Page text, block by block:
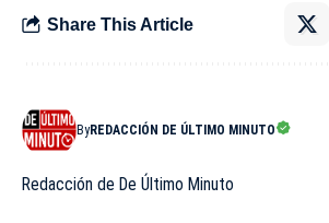
Share This Article
ByREDACCIÓN DE ÚLTIMO MINUTO
Redacción de De Último Minuto